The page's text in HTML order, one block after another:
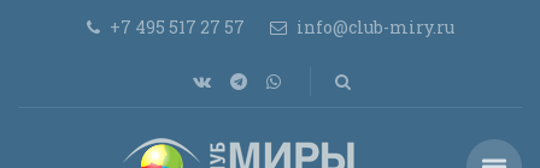
+7 495 517 27 57 info@club-miry.ru